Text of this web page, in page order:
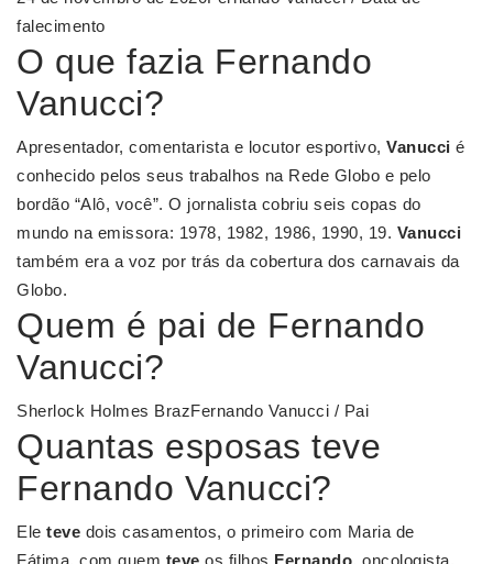
falecimento
O que fazia Fernando
Vanucci?
Apresentador, comentarista e locutor esportivo, Vanucci é
conhecido pelos seus trabalhos na Rede Globo e pelo
bordão “Alô, você”. O jornalista cobriu seis copas do
mundo na emissora: 1978, 1982, 1986, 1990, 19. Vanucci
também era a voz por trás da cobertura dos carnavais da
Globo.
Quem é pai de Fernando
Vanucci?
Sherlock Holmes BrazFernando Vanucci / Pai
Quantas esposas teve
Fernando Vanucci?
Ele teve dois casamentos, o primeiro com Maria de